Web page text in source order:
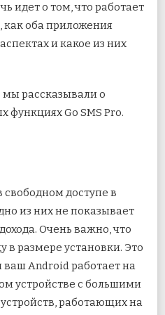
идет о том, что работает
оба приложения
и ​​какое из них
мы рассказывали о
функциях Go SMS Pro.
свободном доступе в
из них не показывает
Очень важно, что
размере установки. Это
ваш Android работает на
устройстве с большими
работающих на